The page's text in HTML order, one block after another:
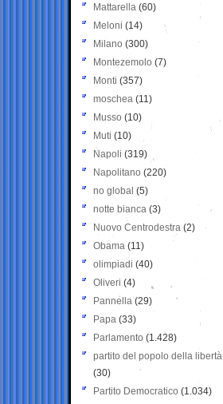
Mattarella (60)
Meloni (14)
Milano (300)
Montezemolo (7)
Monti (357)
moschea (11)
Musso (10)
Muti (10)
Napoli (319)
Napolitano (220)
no global (5)
notte bianca (3)
Nuovo Centrodestra (2)
Obama (11)
olimpiadi (40)
Oliveri (4)
Pannella (29)
Papa (33)
Parlamento (1.428)
partito del popolo della libertà
(30)
Partito Democratico (1.034)